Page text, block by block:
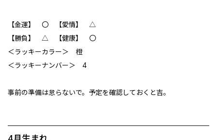
【金運】 〇 【愛情】 △
【勝負】 ‪△‬ 【健康】 〇
＜ラッキーカラー＞ 橙
＜ラッキーナンバー＞ 4
事前の準備は怠らないで。予定を確認しておくと吉。